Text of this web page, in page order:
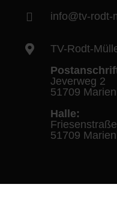
info@tv-rodt-
TV-Rodt-
Jeverweg 2
51709
Halle:
51709